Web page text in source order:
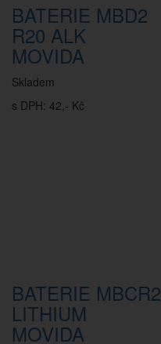
BATERIE MBD2
R20 ALK
MOVIDA
Skladem
s DPH: 42,- Kč
BATERIE MBCR2
LITHIUM
MOVIDA